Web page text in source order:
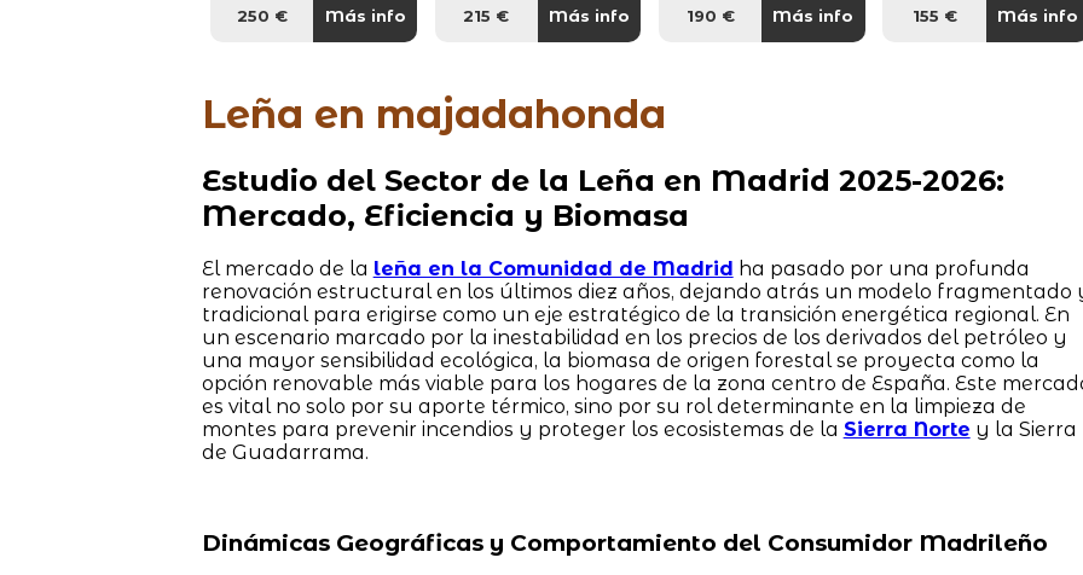
250 € Más info 215 € Más info 190 € Más info 155 € Más info
Leña en majadahonda
Estudio del Sector de la Leña en Madrid 2025-2026:
Mercado, Eficiencia y Biomasa
El mercado de la leña en la Comunidad de Madrid ha pasado por una profunda
renovación estructural en los últimos diez años, dejando atrás un modelo fragmentado
tradicional para erigirse como un eje estratégico de la transición energética regional. En
un escenario marcado por la inestabilidad en los precios de los derivados del petróleo y
una mayor sensibilidad ecológica, la biomasa de origen forestal se proyecta como la
opción renovable más viable para los hogares de la zona centro de España. Este
es vital no solo por su aporte térmico, sino por su rol determinante en la limpieza de
montes para prevenir incendios y proteger los ecosistemas de la Sierra Norte y la Sierra
de Guadarrama.
Dinámicas Geográficas y Comportamiento del Consumidor Madrileño